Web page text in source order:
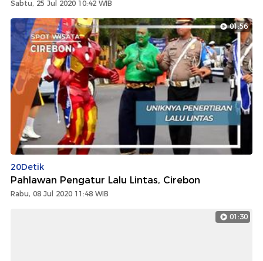
Sabtu, 25 Jul 2020 10:42 WIB
01:56
20Detik
Pahlawan Pengatur Lalu Lintas, Cirebon
Rabu, 08 Jul 2020 11:48 WIB
01:30